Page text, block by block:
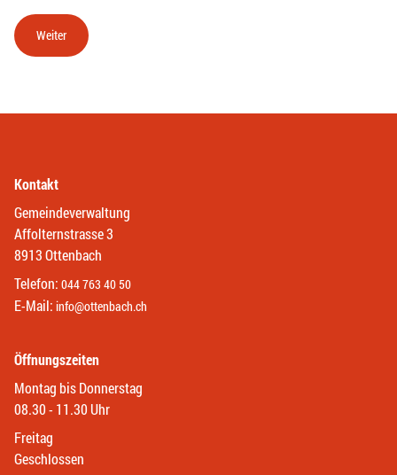
Kontakt
Gemeindeverwaltung
Affolternstrasse 3
8913 Ottenbach
Telefon: 044 763 40 50
E-Mail: info@ottenbach.ch
Öffnungszeiten
Montag bis Donnerstag
08.30 - 11.30 Uhr
Freitag
Geschlossen